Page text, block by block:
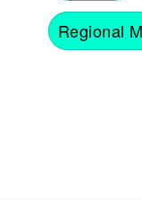
Regional